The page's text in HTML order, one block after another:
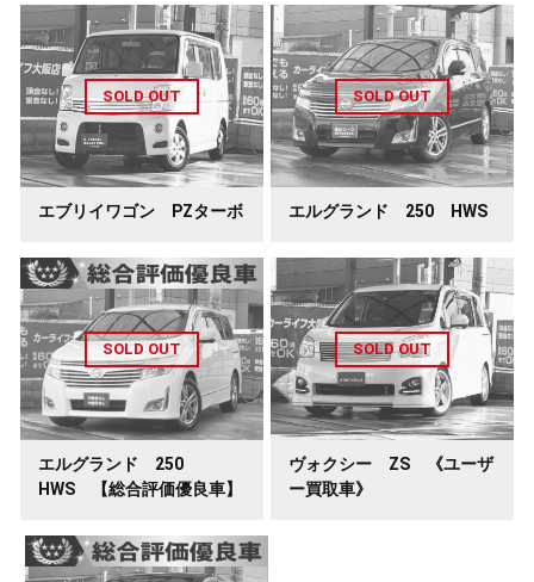
エブリイワゴン PZターボ エルグランド 250 HWS
エルグランド 250
HWS 【総合評価優良車】
ヴォクシー ZS 《ユーザ
ー買取車》